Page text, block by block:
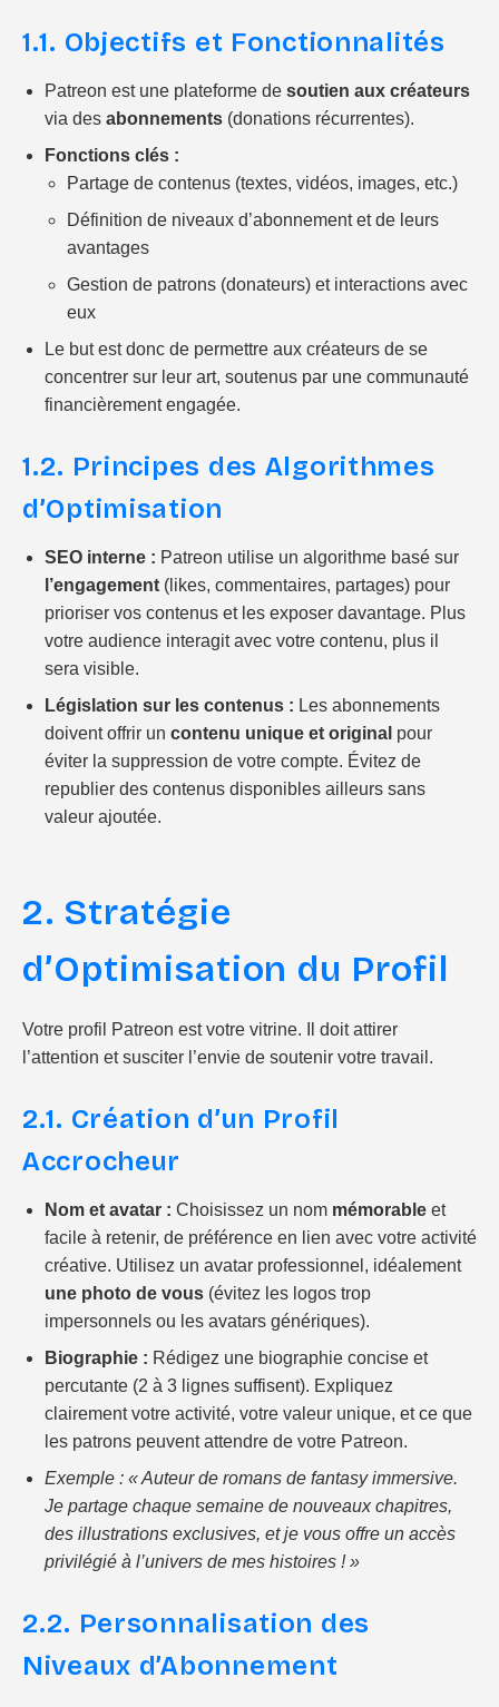
1.1. Objectifs et Fonctionnalités
Patreon est une plateforme de soutien aux créateurs
via des abonnements (donations récurrentes).
Fonctions clés :
Partage de contenus (textes, vidéos, images, etc.)
Définition de niveaux d’abonnement et de leurs
avantages
Gestion de patrons (donateurs) et interactions avec
eux
Le but est donc de permettre aux créateurs de se
concentrer sur leur art, soutenus par une communauté
financièrement engagée.
1.2. Principes des Algorithmes
d’Optimisation
SEO interne : Patreon utilise un algorithme basé sur
l’engagement (likes, commentaires, partages) pour
prioriser vos contenus et les exposer davantage. Plus
votre audience interagit avec votre contenu, plus il
sera visible.
Législation sur les contenus : Les abonnements
doivent offrir un contenu unique et original pour
éviter la suppression de votre compte. Évitez de
republier des contenus disponibles ailleurs sans
valeur ajoutée.
2. Stratégie
d’Optimisation du Profil
Votre profil Patreon est votre vitrine. Il doit attirer
l’attention et susciter l’envie de soutenir votre travail.
2.1. Création d’un Profil
Accrocheur
Nom et avatar : Choisissez un nom mémorable et
facile à retenir, de préférence en lien avec votre activité
créative. Utilisez un avatar professionnel, idéalement
une photo de vous (évitez les logos trop
impersonnels ou les avatars génériques).
Biographie : Rédigez une biographie concise et
percutante (2 à 3 lignes suffisent). Expliquez
clairement votre activité, votre valeur unique, et ce que
les patrons peuvent attendre de votre Patreon.
Exemple : « Auteur de romans de fantasy immersive.
Je partage chaque semaine de nouveaux chapitres,
des illustrations exclusives, et je vous offre un accès
privilégié à l’univers de mes histoires ! »
2.2. Personnalisation des
Niveaux d’Abonnement